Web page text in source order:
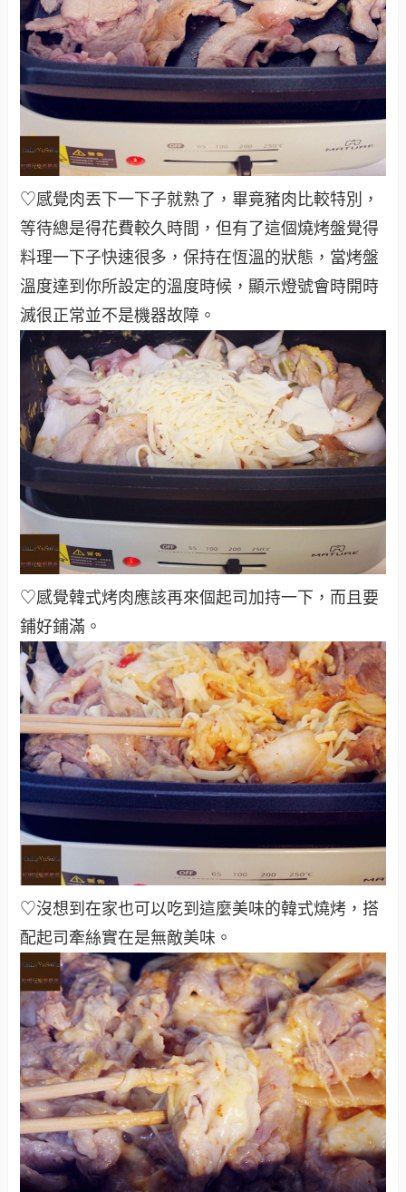
♡感覺肉丟下一下子就熟了，畢竟豬肉比較特別，
等待總是得花費較久時間，但有了這個燒烤盤覺得
料理一下子快速很多，保持在恆溫的狀態，當烤盤
溫度達到你所設定的溫度時候，顯示燈號會時開時
滅很正常並不是機器故障 。
♡感覺韓式烤肉應該再來個起司加持一下，而且要
鋪好鋪滿 。
♡沒想到在家也可以吃到這麼美味的韓式燒烤，搭
配起司牽絲實在是無敵美味 。